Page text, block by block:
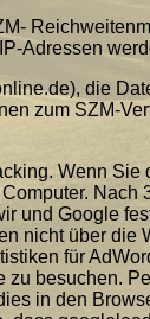
Adressen
die
zum SZM-
Wenn
und Google
nicht über
für
besuchen.
in den